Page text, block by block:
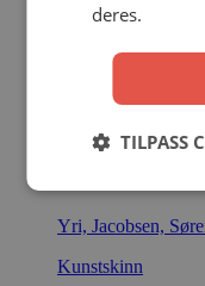
Kunstskinn
999,00kr
Yri, Jacobsen,
Kunstskinn
deres.
TILPASS